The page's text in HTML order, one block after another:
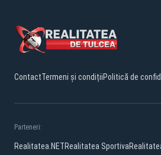
ContactTermeni și condițiiPolitică de
Parteneri:
Realitatea.NETRealitatea Sportiva